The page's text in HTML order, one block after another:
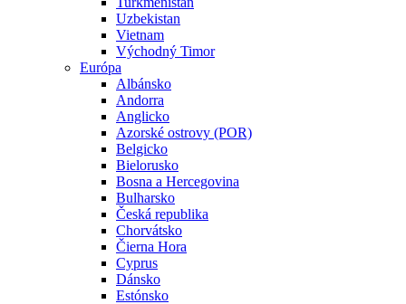
Uzbekistan
Vietnam
Východný Timor
Európa
Albánsko
Andorra
Anglicko
Azorské ostrovy (POR)
Belgicko
Bielorusko
Bosna a Hercegovina
Bulharsko
Česká republika
Chorvátsko
Čierna Hora
Cyprus
Dánsko
Estónsko